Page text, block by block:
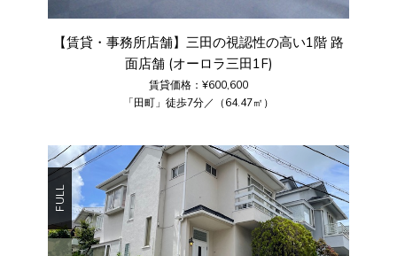
【賃貸・事務所店舗】三田の視認性の高い1階 路
面店舗 (オーロラ三田1F)
賃貸価格：¥600,600
「田町」徒歩7分／（64.47㎡）
FULL